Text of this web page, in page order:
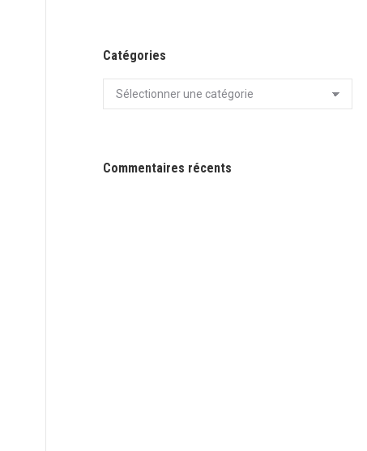
Catégories
Catégories
Commentaires récents